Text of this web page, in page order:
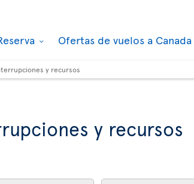
Ofertas de vuelos a Canada
y recursos
y recursos